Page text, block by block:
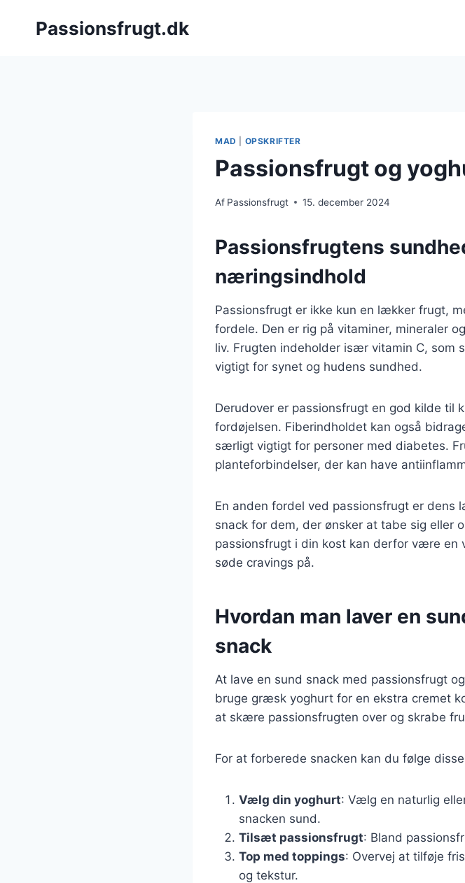
Passionsfrugt.dk
MAD OPSKRIFTER
Passionsfrugt og
Af Passionsfrugt 15. december 2024
Passionsfrugtens
næringsindhold
Passionsfrugt er ikke kun en lækker frugt,
fordele. Den er rig på vitaminer, mineraler
liv. Frugten indeholder især vitamin C, som
vigtigt for synet og hudens sundhed.
Derudover er passionsfrugt en god kilde til
fordøjelsen. Fiberindholdet kan også
særligt vigtigt for personer med diabetes.
planteforbindelser, der kan have
En anden fordel ved passionsfrugt er dens
snack for dem, der ønsker at tabe sig eller
passionsfrugt i din kost kan derfor være en
søde cravings på.
Hvordan man laver en
snack
At lave en sund snack med passionsfrugt
bruge græsk yoghurt for en ekstra cremet
at skære passionsfrugten over og skrabe
For at forberede snacken kan du følge
Vælg din yoghurt: Vælg en naturlig
snacken sund.
Tilsæt passionsfrugt: Bland
Top med toppings: Overvej at tilføje
og tekstur.